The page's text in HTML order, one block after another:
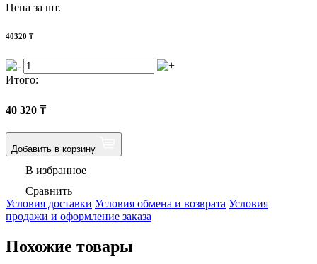
Цена за шт.
40320 ₸
Итого:
40 320 ₸
Добавить в корзину
В избранное
Сравнить
Условия доставки Условия обмена и возврата Условия
продажи и оформление заказа
Похожие товары